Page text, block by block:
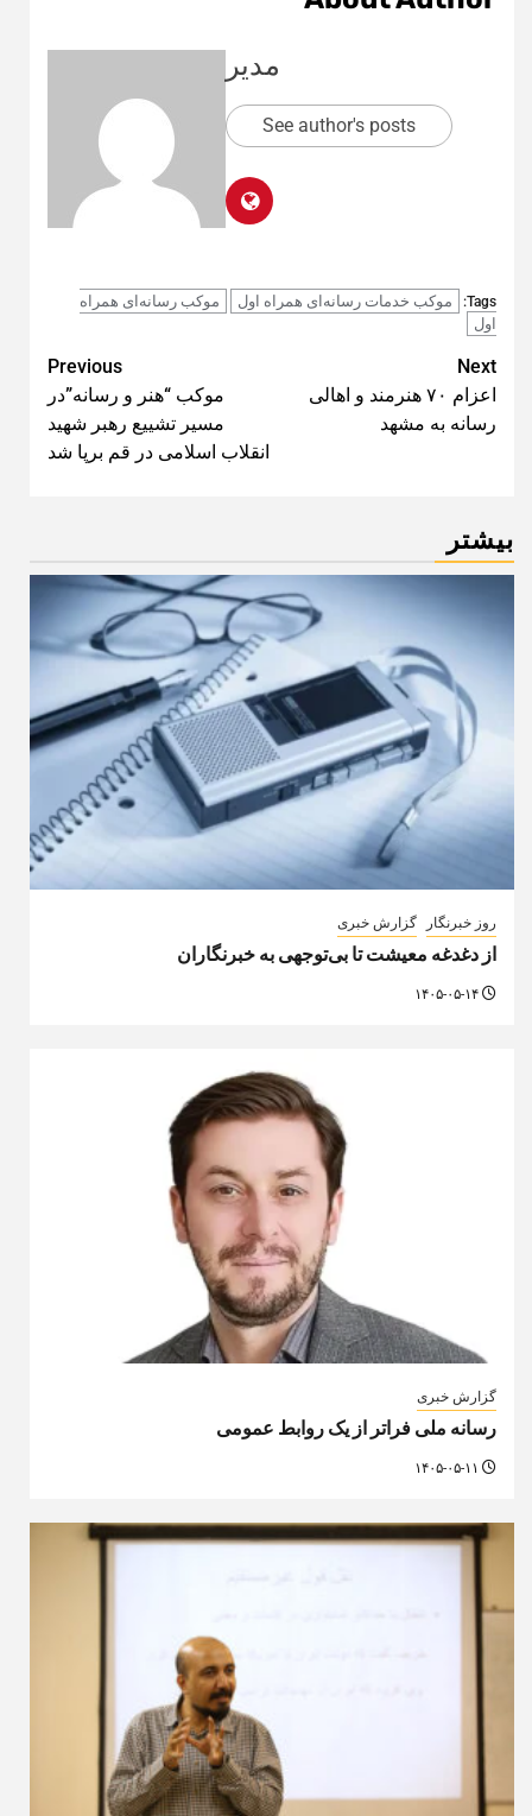
مدیر
See author's posts
Tags: موکب خدمات رسانه‌ای همراه اول
موکب رسانه‌ای همراه
اول
Post
navigation
Previous
موکب “هنر و رسانه”در
مسیر تشییع رهبر شهید
انقلاب اسلامی در قم برپا شد
Next
اعزام ۷۰ هنرمند و اهالی
رسانه به مشهد
بیشتر
روز خبرنگار گزارش خبری
از دغدغه معیشت تا بی‌توجهی به خبرنگاران
گزارش خبری
رسانه ملی فراتر از یک روابط عمومی